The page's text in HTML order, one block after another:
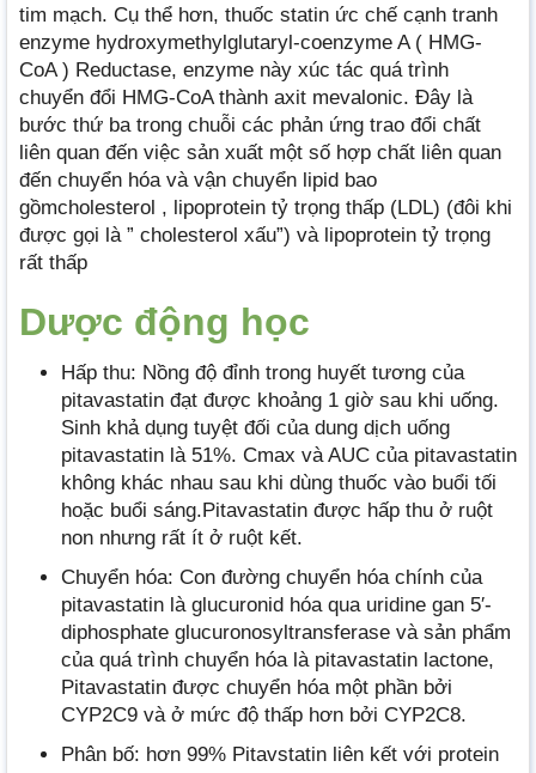
tim mạch. Cụ thể hơn, thuốc statin ức chế cạnh tranh
enzyme hydroxymethylglutaryl-coenzyme A ( HMG-
CoA ) Reductase, enzyme này xúc tác quá trình
chuyển đổi HMG-CoA thành axit mevalonic. Đây là
bước thứ ba trong chuỗi các phản ứng trao đổi chất
liên quan đến việc sản xuất một số hợp chất liên quan
đến chuyển hóa và vận chuyển lipid bao
gồmcholesterol , lipoprotein tỷ trọng thấp (LDL) (đôi khi
được gọi là ” cholesterol xấu”) và lipoprotein tỷ trọng
rất thấp
Dược động học
Hấp thu: Nồng độ đỉnh trong huyết tương của
pitavastatin đạt được khoảng 1 giờ sau khi uống.
Sinh khả dụng tuyệt đối của dung dịch uống
pitavastatin là 51%. Cmax và AUC của pitavastatin
không khác nhau sau khi dùng thuốc vào buổi tối
hoặc buổi sáng.Pitavastatin được hấp thu ở ruột
non nhưng rất ít ở ruột kết.
Chuyển hóa: Con đường chuyển hóa chính của
pitavastatin là glucuronid hóa qua uridine gan 5′-
diphosphate glucuronosyltransferase và sản phẩm
của quá trình chuyển hóa là pitavastatin lactone,
Pitavastatin được chuyển hóa một phần bởi
CYP2C9 và ở mức độ thấp hơn bởi CYP2C8.
Phân bố: hơn 99% Pitavstatin liên kết với protein